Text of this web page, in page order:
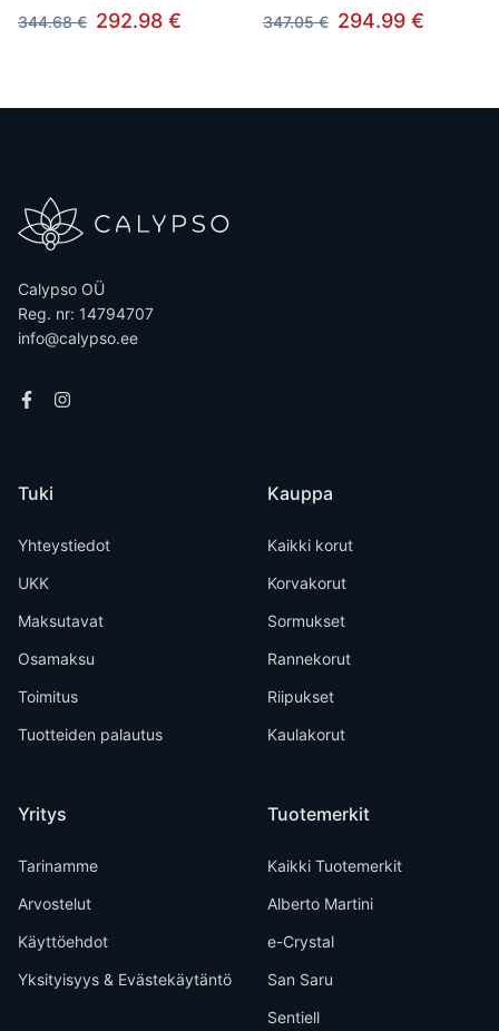
344.68 € 292.98 €
347.05 € 294.99 €
Calypso OÜ
Reg. nr: 14794707
info@calypso.ee
Tuki
Yhteystiedot
UKK
Maksutavat
Osamaksu
Toimitus
Tuotteiden palautus
Yritys
Tarinamme
Arvostelut
Käyttöehdot
Yksityisyys & Evästekäytäntö
Kauppa
Kaikki korut
Korvakorut
Sormukset
Rannekorut
Riipukset
Kaulakorut
Tuotemerkit
Kaikki Tuotemerkit
Alberto Martini
e-Crystal
San Saru
Sentiell